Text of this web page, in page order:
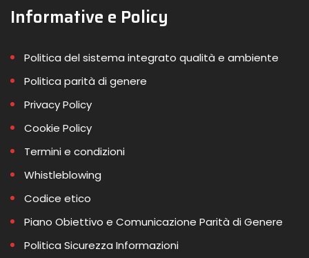
Informative e Policy
Politica del sistema integrato qualità e ambiente
Politica parità di genere
Privacy Policy
Cookie Policy
Termini e condizioni
Whistleblowing
Codice etico
Piano Obiettivo e Comunicazione Parità di Genere
Politica Sicurezza Informazioni